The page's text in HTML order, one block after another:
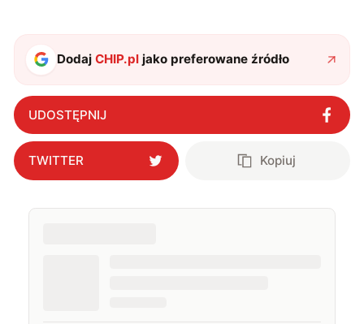
DodajCHIP.pl jako preferowane źródło
UDOSTĘPNIJ
TWITTER Kopiuj